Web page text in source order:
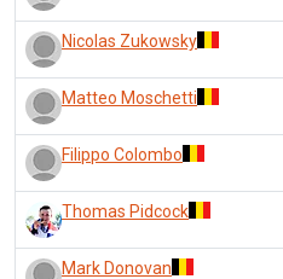
Nicolas Zukowsky
Matteo Moschetti
Filippo Colombo
Thomas Pidcock
Mark Donovan